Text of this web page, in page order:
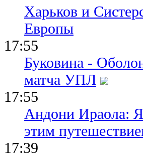
Харьков и
Европы
17:55
Буковина -
матча УПЛ
17:55
Андони Ираола: Я
этим
17:39